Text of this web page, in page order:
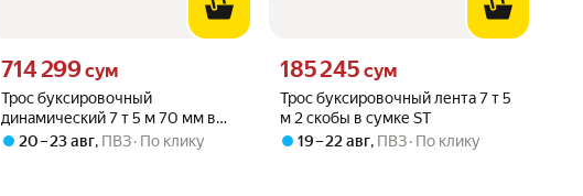
Трос буксировочный
динамический 7 т 5 м 70 мм в
сумке AVS
Цена 714299 сум вместо
714 299сум
20 – 23 авг, ПВЗ По клику
Трос буксировочный лента 7 т 5
м 2 скобы в сумке ST
Цена 185245 сум вместо
185 245 сум
19 – 22 авг, ПВЗ По клику